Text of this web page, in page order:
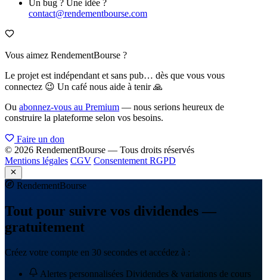
Un bug ? Une idée ?
contact@rendementbourse.com
Vous aimez RendementBourse ?
Le projet est indépendant et sans pub… dès que vous vous
connectez 😉 Un café nous aide à tenir 🙏
Ou abonnez-vous au Premium — nous serions heureux de
construire la plateforme selon vos besoins.
Faire un don
© 2026 RendementBourse — Tous droits réservés
Mentions légales CGV Consentement RGPD
RendementBourse
Tout pour suivre vos dividendes —
gratuitement
Créez votre compte en 30 secondes et accédez à :
Alertes personnalisées Dividendes & variations de cours